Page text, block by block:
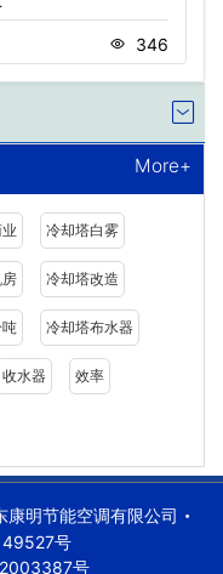
346
More+
冷却塔白雾
冷却塔改造
冷却塔布水器
收水器 效率
明节能空调有限公司
号
号